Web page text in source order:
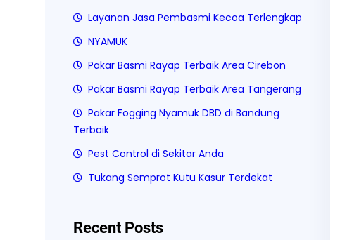
Layanan Jasa Pembasmi Kecoa Terlengkap
NYAMUK
Pakar Basmi Rayap Terbaik Area Cirebon
Pakar Basmi Rayap Terbaik Area Tangerang
Pakar Fogging Nyamuk DBD di Bandung
Terbaik
Pest Control di Sekitar Anda
Tukang Semprot Kutu Kasur Terdekat
Recent Posts